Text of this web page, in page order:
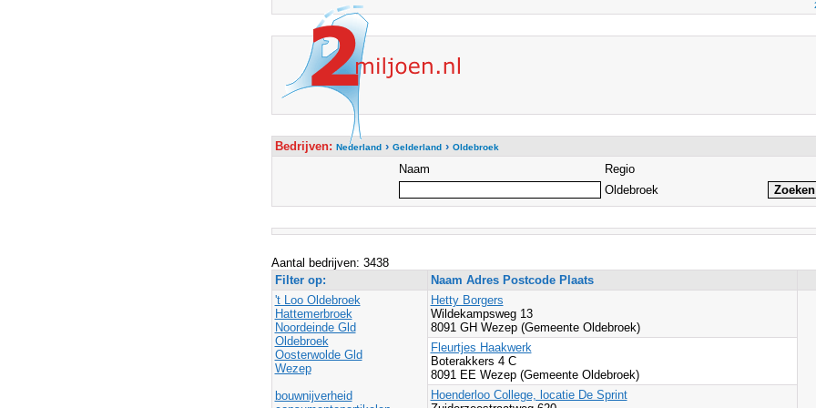
Bedrijven: Nederland› Gelderland› Oldebroek
Naam
Regio
Oldebroek
Aantal bedrijven: 3438
Filter op:
Naam Adres Postcode Plaats
't Loo Oldebroek
Hattemerbroek
Noordeinde Gld
Oldebroek
Oosterwolde Gld
Wezep
bouwnijverheid
Hetty Borgers
Wildekampsweg 13
8091 GH Wezep (Gemeente Oldebroek)
Fleurtjes Haakwerk
Boterakkers 4 C
8091 EE Wezep (Gemeente Oldebroek)
Hoenderloo College, locatie De Sprint